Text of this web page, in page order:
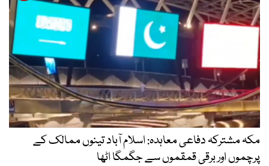
مکہ مشترکہ دفاعی معاہدہ: اسلام آباد تینوں ممالک کے
پرچموں اور برقی قمقموں سے جگمگا اٹھا